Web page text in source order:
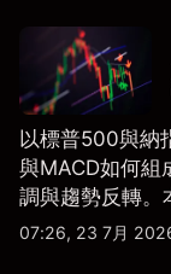
以標普500與納
與MACD如何組
調與趨勢反轉。
究、投資建議或
07:26, 23 7月